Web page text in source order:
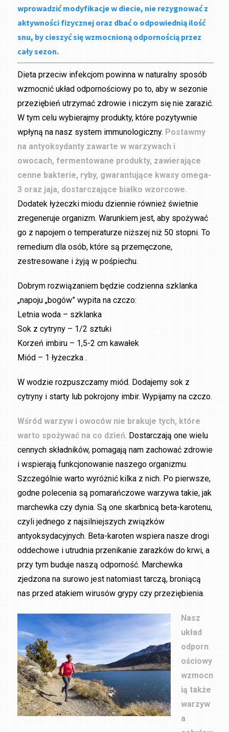
wprowadzić modyfikacje w diecie, nie rezygnować z
aktywności fizycznej oraz dbać o odpowiednią ilość
snu, by cieszyć się wzmocnioną odpornością przez
cały sezon.
Dieta przeciw infekcjom powinna w naturalny sposób
wzmocnić układ odpornościowy po to, aby w sezonie
przeziębień utrzymać zdrowie i niczym się nie zarazić.
W tym celu wybierajmy produkty, które pozytywnie
wpłyną na nasz system immunologiczny. Postawmy
na antyoksydanty zawarte w warzywach i
owocach, fermentowane produkty, zawierające
cenne bakterie, ryby, gwarantujące kwasy omega-
3 oraz jaja, dostarczające białko wzorcowe.
Dodatek łyżeczki miodu dziennie również świetnie
zregeneruje organizm. Warunkiem jest, aby spożywać
go z napojem o temperaturze niższej niż 50 stopni. To
remedium dla osób, które są przemęczone,
zestresowane i żyją w pośpiechu.
Dobrym rozwiązaniem będzie codzienna szklanka
„napoju „bogów” wypita na czczo:
Letnia woda – szklanka
Sok z cytryny – 1/2 sztuki
Korzeń imbiru – 1,5-2 cm kawałek
Miód – 1 łyżeczka .
W wodzie rozpuszczamy miód. Dodajemy sok z
cytryny i starty lub pokrojony imbir. Wypijamy na czczo.
Wśród warzyw i owoców nie brakuje tych, które
warto spożywać na co dzień. Dostarczają one wielu
cennych składników, pomagają nam zachować zdrowie
i wspierają funkcjonowanie naszego organizmu.
Szczególnie warto wyróżnić kilka z nich. Po pierwsze,
godne polecenia są pomarańczowe warzywa takie, jak
marchewka czy dynia. Są one skarbnicą beta-karotenu,
czyli jednego z najsilniejszych związków
antyoksydacyjnych. Beta-karoten wspiera nasze drogi
oddechowe i utrudnia przenikanie zarazków do krwi, a
przy tym buduje naszą odporność. Marchewka
zjedzona na surowo jest natomiast tarczą, broniącą
nas przed atakiem wirusów grypy czy przeziębienia.
Nasz
układ
odporn
ościowy
wzmocn
ią także
warzyw
a